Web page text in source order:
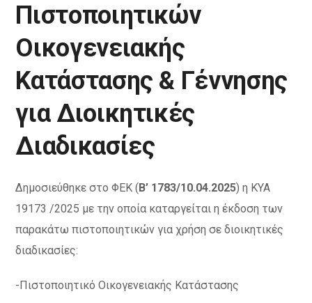
Πιστοποιητικών
Οικογενειακής
Κατάστασης & Γέννησης
για Διοικητικές
Διαδικασίες
Δημοσιεύθηκε στο ΦΕΚ (Β’ 1783/10.04.2025) η ΚΥΑ
19173 /2025 με την οποία καταργείται η έκδοση των
παρακάτω πιστοποιητικών για χρήση σε διοικητικές
διαδικασίες:
-Πιστοποιητικό Οικογενειακής Κατάστασης